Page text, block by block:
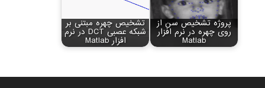
پروژه تشخیص سن از
روی چهره در نرم افزار
Matlab
تشخیص چهره مبتنی بر
شبکه عصبی DCT در نرم
افزار Matlab